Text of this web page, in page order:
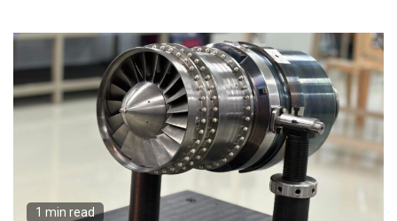
1 min read